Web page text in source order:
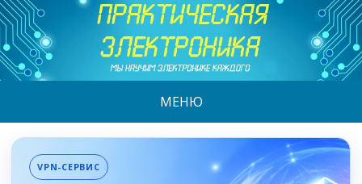
МЕНЮ
VPN-СЕРВИС